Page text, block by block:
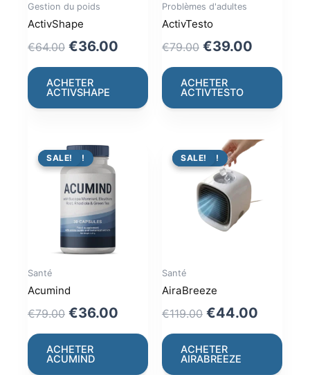
Gestion du poids
ActivShape
€64.00 Original
price
was:
€64.00.
€36.00 Current
price
€36.00.
ACHETER
ACTIVSHAPE
Problèmes d'adultes
ActivTesto
€79.00 Original
price
was:
€79.00.
€39.00
price
€39.00.
ACHETER
ACTIVTESTO
PROMO !
SALE!
Santé
Acumind
€79.00 Original
price
was:
€79.00.
€36.00 Current
price
€36.00.
ACHETER
ACUMIND
PROMO !
SALE!
Santé
AiraBreeze
€119.00 Original
price
was:
€119.00.
€44.00
price
ACHETER
AIRABREEZE